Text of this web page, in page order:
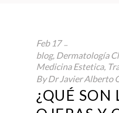
Feb 17
blog, Dermatología
Medicina Estetica,
ByDr Javier Alberto
¿QUÉ SON